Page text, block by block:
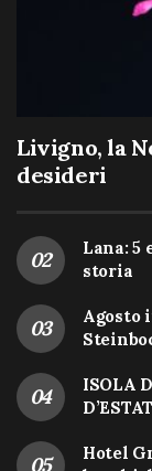
Livigno, la
desideri
Lana:
storia
Agosto
ISOLA
Hotel